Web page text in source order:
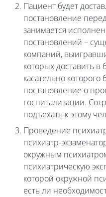
Пациент будет
постановление
занимается
постановлений –
компаний,
которых доставить в
касательно
постановление о
госпитализации.
подъехать к этому
Проведение
психиатр-
окружным
психиатрическую
которой окружной
есть ли